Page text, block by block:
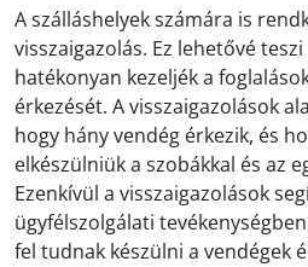
A szálláshelyek számára is
visszaigazolás. Ez lehetővé
hatékonyan kezeljék a
érkezését. A visszaigazolások
hogy hány vendég érkezik, és
elkészülniük a szobákkal és az
Ezenkívül a visszaigazolások
ügyfélszolgálati
fel tudnak készülni a vendégek